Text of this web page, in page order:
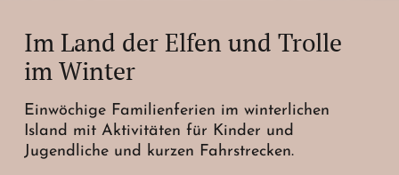
Im Land der Elfen und Trolle
im Winter
Einwöchige Familienferien im winterlichen
Island mit Aktivitäten für Kinder und
Jugendliche und kurzen Fahrstrecken.